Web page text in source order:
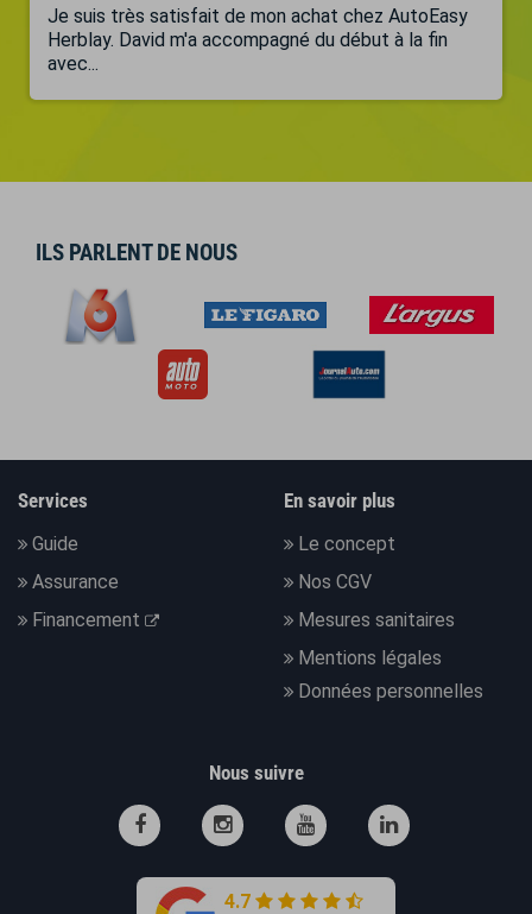
Je suis très satisfait de mon achat chez AutoEasy
Herblay. David m'a accompagné du début à la fin
avec...
ILS PARLENT DE NOUS
Services
Guide
Assurance
Financement
En savoir plus
Le concept
Nos CGV
Mesures sanitaires
Mentions légales
Données personnelles
Nous suivre
4.7